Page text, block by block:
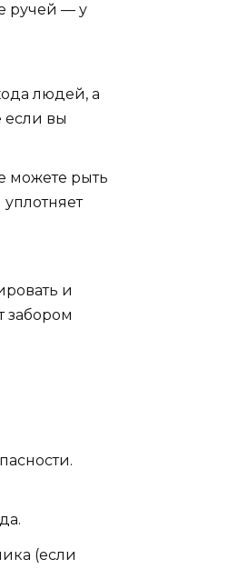
ручей — у
людей, а
если вы
можете рыть
и
забором
(если